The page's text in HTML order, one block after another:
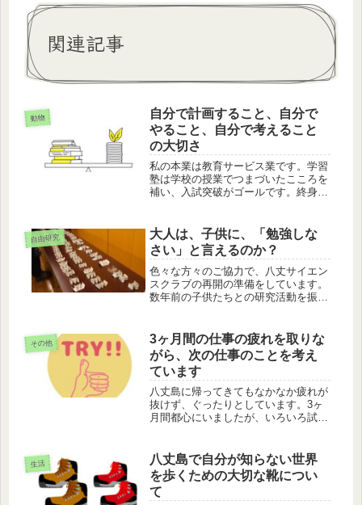
関連記事
動物
自分で計画すること、自分で
やること、自分で考えること
の大切さ
私の本業は教育サービス業です。学習
塾は学校の授業でつまづいたこころを
補い、入試突破がゴールです。終身雇
話です。
自由研究
大人は、子供に、「勉強しな
さい」と言えるのか？
色々な方々のご協力で、八丈サイエン
スクラブの再開の準備をしています。
数年前の子供たちとの研究活動を振り
お話です。
その他
3ヶ月間の仕事の疲れを取りな
がら、次の仕事のことを考え
ています
八丈島に帰ってきてもなかなか疲れが
抜けず、ぐったりとしています。3ヶ
月間都心にいましたが、いろいろ試し
生活
八丈島で自分が知らない世界
を歩くための大切な靴につい
て